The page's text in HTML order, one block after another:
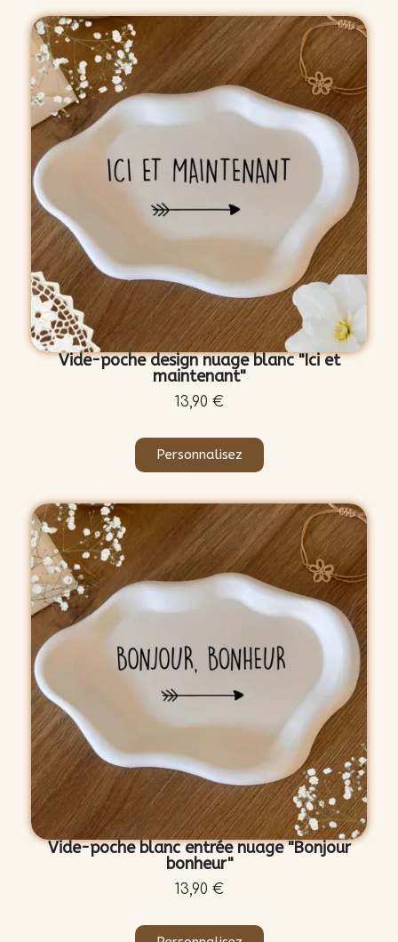
Vide-poche design nuage blanc "Ici et
maintenant"
13,90 €
Personnalisez
Vide-poche blanc entrée nuage "Bonjour
bonheur"
13,90 €